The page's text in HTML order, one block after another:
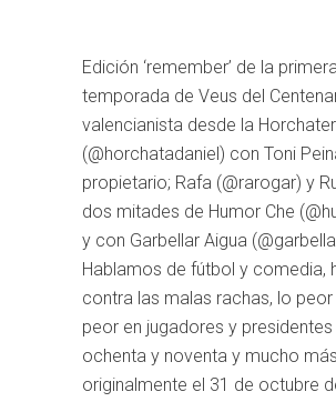
Edición ‘remember’ de la
temporada de Veus del
valencianista desde la
(@horchatadaniel) con Toni
propietario; Rafa (@rarogar) y
dos mitades de Humor Che
y con Garbellar Aigua
Hablamos de fútbol y comedia,
contra las malas rachas, lo
peor en jugadores y
ochenta y noventa y mucho
originalmente el 31 de octubre